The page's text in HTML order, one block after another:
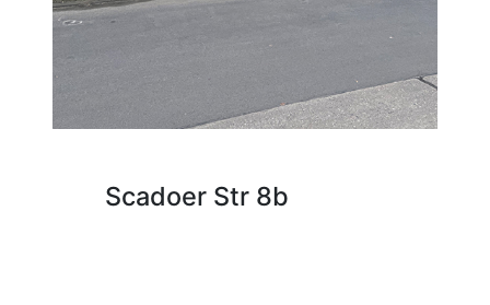
Scadoer Str 8b